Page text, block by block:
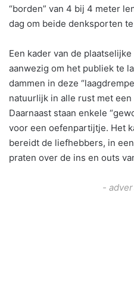
“borden” van 4 bij 4 meter
dag om beide denksporten
Een kader van de
aanwezig om het publiek te
dammen in deze
natuurlijk in alle rust met
Daarnaast staan enkele
voor een oefenpartijtje. Het
bereidt de liefhebbers, in
praten over de ins en outs
-